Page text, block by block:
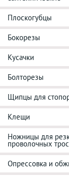
Плоскогубцы
Бокорезы
Кусачки
Болторезы
Щипцы для
Клещи
Ножницы для
проволочных
Опрессовка и